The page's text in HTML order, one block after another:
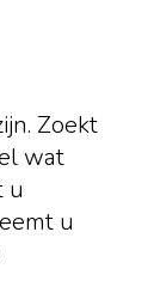
Zoekt
wat
u
u